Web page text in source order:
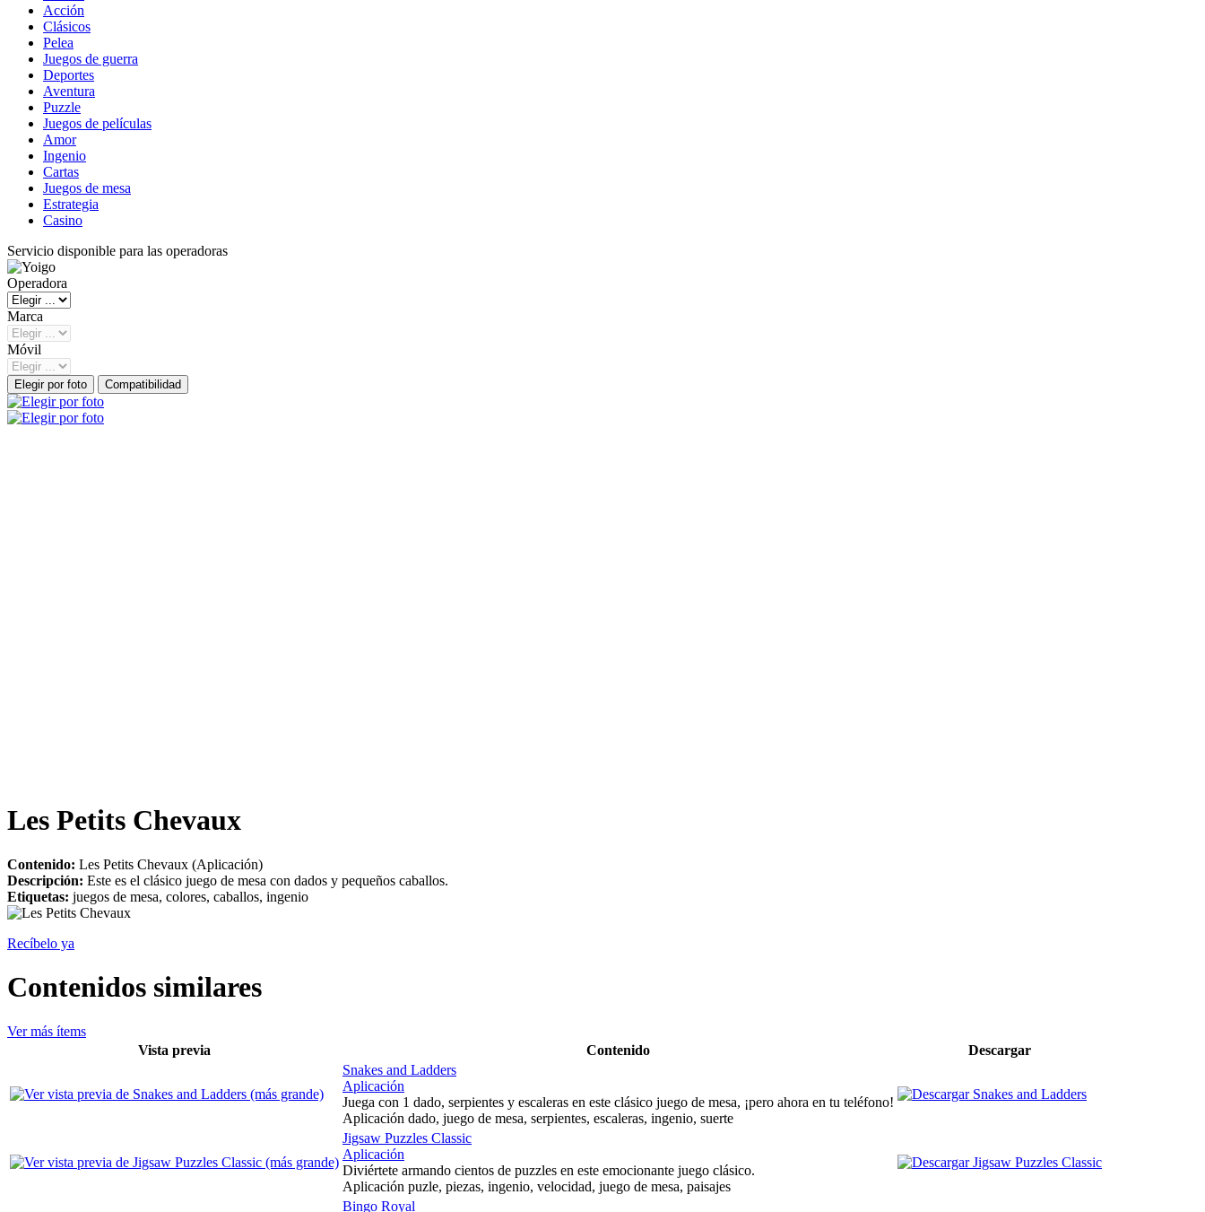
Acción
Clásicos
Pelea
Juegos de guerra
Deportes
Aventura
Puzzle
Juegos de películas
Amor
Ingenio
Cartas
Juegos de mesa
Estrategia
Casino
Servicio disponible para las operadoras
Operadora
Marca
Móvil
Les Petits Chevaux
Contenido: Les Petits Chevaux (Aplicación)
Descripción: Este es el clásico juego de mesa con dados y pequeños caballos.
Etiquetas: juegos de mesa, colores, caballos, ingenio
Recíbelo ya
Contenidos similares
Ver más ítems
Vista previa
Contenido
Descargar
Snakes and Ladders
Aplicación
Juega con 1 dado, serpientes y escaleras en este clásico juego de mesa, ¡pero ahora en tu teléfono!
Aplicación dado, juego de mesa, serpientes, escaleras, ingenio, suerte
Jigsaw Puzzles Classic
Aplicación
Diviértete armando cientos de puzzles en este emocionante juego clásico.
Aplicación puzle, piezas, ingenio, velocidad, juego de mesa, paisajes
Bingo Royal